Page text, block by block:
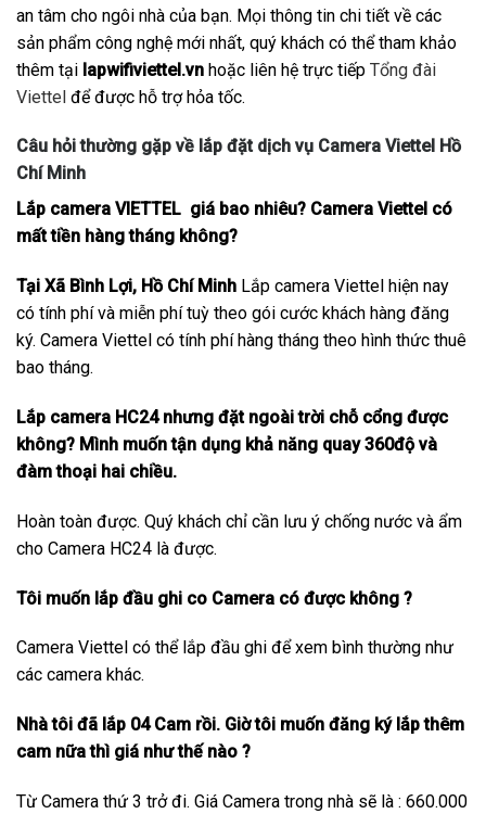
an tâm cho ngôi nhà của bạn. Mọi thông tin chi tiết về các
sản phẩm công nghệ mới nhất, quý khách có thể tham khảo
thêm tại lapwifiviettel.vn hoặc liên hệ trực tiếp Tổng đài
Viettel để được hỗ trợ hỏa tốc.
Câu hỏi thường gặp về lắp đặt dịch vụ Camera Viettel Hồ
Chí Minh
Lắp camera VIETTEL giá bao nhiêu? Camera Viettel có
mất tiền hàng tháng không?
Tại Xã Bình Lợi, Hồ Chí Minh Lắp camera Viettel hiện nay
có tính phí và miễn phí tuỳ theo gói cước khách hàng đăng
ký. Camera Viettel có tính phí hàng tháng theo hình thức thuê
bao tháng.
Lắp camera HC24 nhưng đặt ngoài trời chỗ cổng được
không? Mình muốn tận dụng khả năng quay 360độ và
đàm thoại hai chiều.
Hoàn toàn được. Quý khách chỉ cần lưu ý chống nước và ẩm
cho Camera HC24 là được.
Tôi muốn lắp đầu ghi co Camera có được không ?
Camera Viettel có thể lắp đầu ghi để xem bình thường như
các camera khác.
Nhà tôi đã lắp 04 Cam rồi. Giờ tôi muốn đăng ký lắp thêm
cam nữa thì giá như thế nào ?
Từ Camera thứ 3 trở đi. Giá Camera trong nhà sẽ là : 660.000